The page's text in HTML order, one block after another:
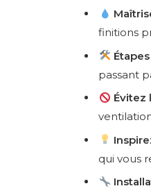
finitions
passant
Évitez
qui vous